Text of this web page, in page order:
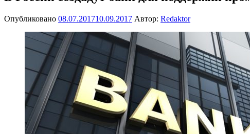
Опубликовано 08.07.201710.09.2017 Автор: Redaktor